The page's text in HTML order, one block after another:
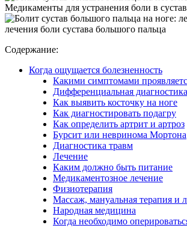
Медикаменты для устранения боли в
лечения боли сустава большого пальца
Содержание:
Когда ощущается болезненность
Какими симптомами
Дифференциальная диагностика
Как выявить косточку на ноге
Как диагностировать подагру
Как определить артрит и артроз
Бурсит или невринома Мортона
Диагностика травм
Лечение
Каким должно быть питание
Медикаментозное лечение
Физиотерапия
Массаж, мануальная терапия и
Народная медицина
Когда необходимо